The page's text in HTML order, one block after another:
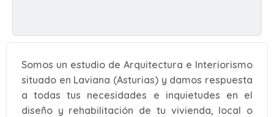
Somos un estudio de Arquitectura e Interiorismo
situado en Laviana (Asturias) y damos respuesta
a todas tus necesidades e inquietudes en el
diseño y rehabilitación de tu vivienda, local o